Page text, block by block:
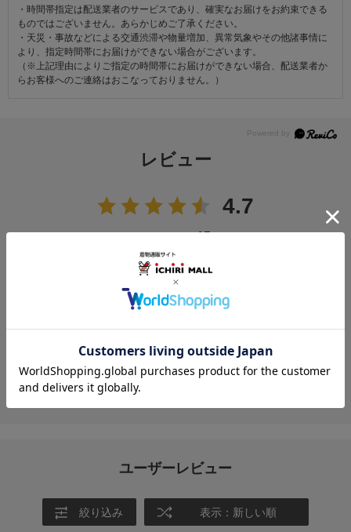
・時間帯指定は配送業者のサービスであり、確実なお届けをお約束できる
ものではございません。あらかじめご了承ください。
・天災・事故などによる交通渋滞や物量増加、異常気象やその他諸事情に
より、指定時間帯にお届けができない場合がございます。
（※上記理由によりご指定の時間帯にお届けができない場合、配送業者か
らお客様へのご連絡はおこなっておりません。）
レビュー
4.7
15
★ 2 (0)
(0)
ユーザーレビュー
絞り込み 表示：新しい順